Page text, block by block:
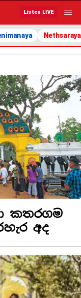
Listen LIVE
Nethsaraya
කතරගම
අද